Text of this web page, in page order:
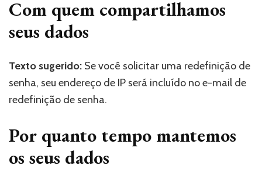
Com quem compartilhamos
seus dados
Texto sugerido: Se você solicitar uma redefinição de
senha, seu endereço de IP será incluído no e-mail de
redefinição de senha.
Por quanto tempo mantemos
os seus dados